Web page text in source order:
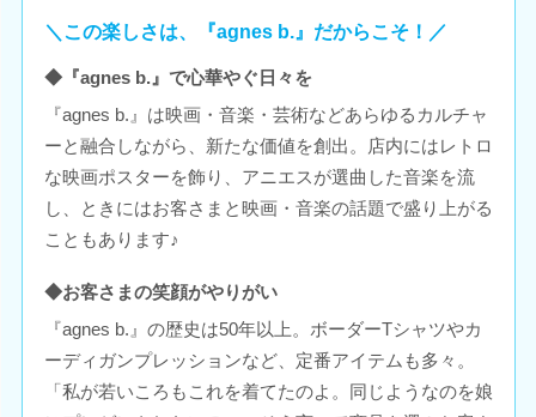
＼この楽しさは、『agnes b.』だからこそ！／
◆『agnes b.』で心華やぐ日々を
『agnes b.』は映画・音楽・芸術などあらゆるカルチャ
ーと融合しながら、新たな価値を創出。店内にはレトロ
な映画ポスターを飾り、アニエスが選曲した音楽を流
し、ときにはお客さまと映画・音楽の話題で盛り上がる
こともあります♪
◆お客さまの笑顔がやりがい
『agnes b.』の歴史は50年以上。ボーダーTシャツやカ
ーディガンプレッションなど、定番アイテムも多々。
「私が若いころもこれを着てたのよ。同じようなのを娘